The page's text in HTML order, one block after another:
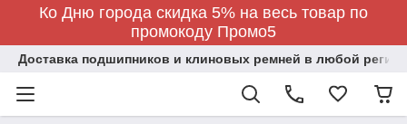
Ко Дню города скидка 5% на весь товар по
промокоду Промо5
Доставка подшипников и клиновых ремней в любой регион